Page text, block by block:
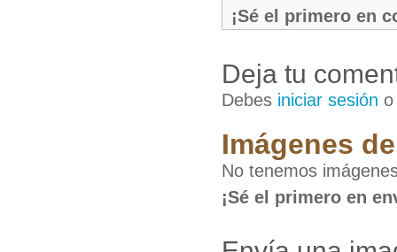
¡Sé el primero en
Deja tu
Debes iniciar sesión
Imágenes
No tenemos
¡Sé el primero en